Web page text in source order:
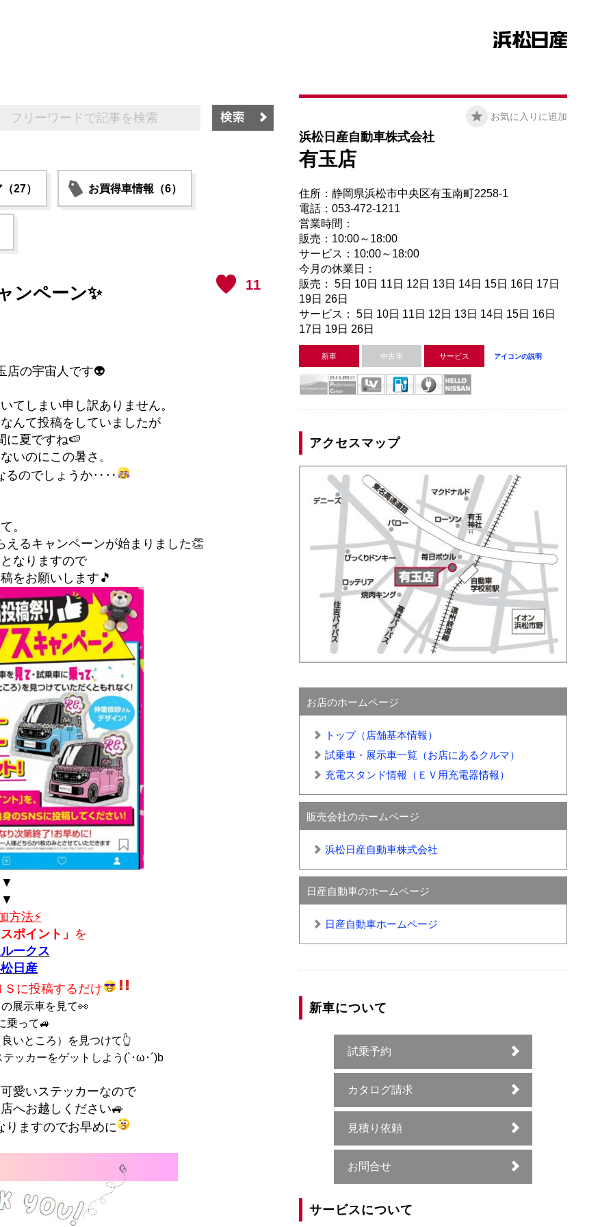
27） お買得車情報（6）
11
ンペーン✨
店の宇宙人です👽
てしまい申し訳ありません。
んて投稿をしていましたが
に夏ですね🍉
いのにこの暑さ。
るのでしょうか‥‥
。
えるキャンペーンが始まりました👏
となりますので
をお願いします🎵
▼
▼
方法⚡
ポイント」 を
ークス
日産
に投稿するだけ
展示車を見て👀
乗って🚙
いところ）を見つけて👆
ッカーをゲットしよう(`･ω･´)b
愛いステッカーなので
へお越しください🚙
りますのでお早めに
お気に入りに追加
浜松日産自動車株式会社
有玉店
住所：静岡県浜松市中央区有玉南町2258-1
電話：053-472-1211
営業時間：
販売：10:00～18:00
サービス：10:00～18:00
今月の休業日：
販売： 5日 10日 11日 12日 13日 14日 15日 16日 17日
19日 26日
サービス： 5日 10日 11日 12日 13日 14日 15日 16日
17日 19日 26日
新車 中古車 サービス アイコンの説明
アクセスマップ
お店のホームページ
トップ（店舗基本情報）
試乗車・展示車一覧（お店にあるクルマ）
充電スタンド情報（ＥＶ用充電器情報）
販売会社のホームページ
浜松日産自動車株式会社
日産自動車のホームページ
日産自動車ホームページ
新車について
試乗予約
カタログ請求
見積り依頼
お問合せ
サービスについて